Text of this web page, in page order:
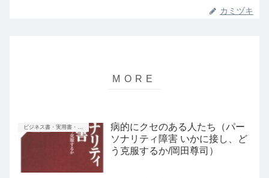
カミヅキ
病的にクセのある人たち（パー
ソナリティ障害 いかに接し、ど
う克服するか/岡田尊司）